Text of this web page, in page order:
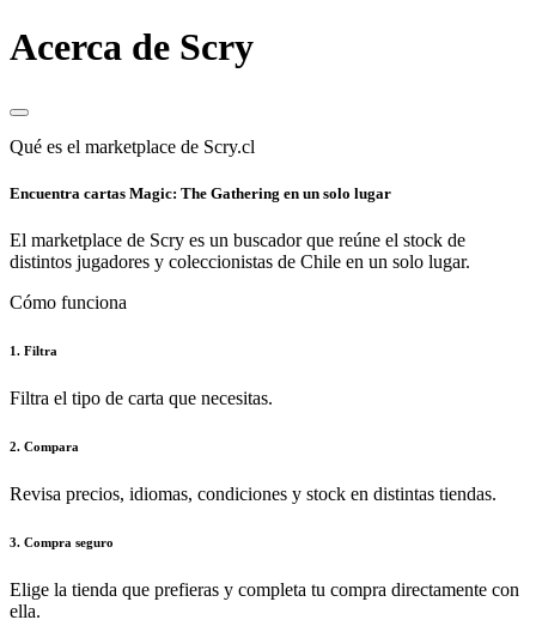
Acerca de Scry
Qué es el marketplace de Scry.cl
Encuentra cartas Magic: The Gathering en un solo lugar
El marketplace de Scry es un buscador que reúne el stock de
distintos jugadores y coleccionistas de Chile en un solo lugar.
Cómo funciona
1. Filtra
Filtra el tipo de carta que necesitas.
2. Compara
Revisa precios, idiomas, condiciones y stock en distintas tiendas.
3. Compra seguro
Elige la tienda que prefieras y completa tu compra directamente con
ella.